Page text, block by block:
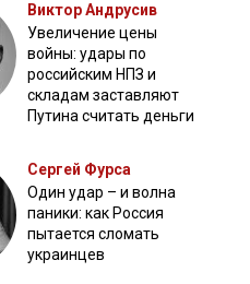
Виктор Андрусив
Увеличение цены
войны: удары по
российским НПЗ и
складам заставляют
Путина считать деньги
Сергей Фурса
Один удар – и волна
паники: как Россия
пытается сломать
украинцев